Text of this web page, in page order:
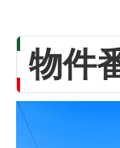
物件